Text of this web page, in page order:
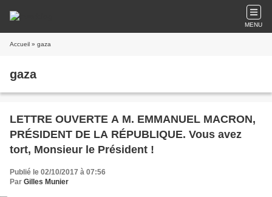
MENU
Accueil » gaza
gaza
LETTRE OUVERTE A M. EMMANUEL MACRON,
PRÉSIDENT DE LA RÉPUBLIQUE. Vous avez
tort, Monsieur le Président !
Publié le 02/10/2017 à 07:56
Par Gilles Munier